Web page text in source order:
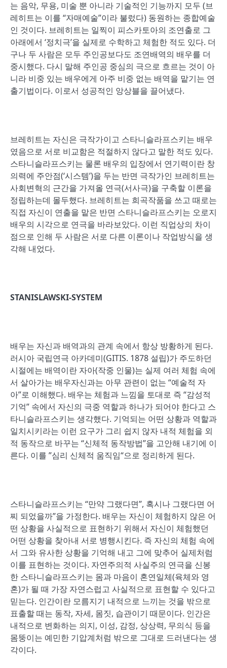
는 음악, 무용, 미술 뿐 아니라 기술적인 기능까지 모두 (브
레히트는 이를 “자매예술”이라 불렀다) 동원하는 종합예술
인 것이다. 브레히트는 일찍이 피스카토아의 조연출로 그
아래에서 ‘정치극’을 실제로 수학하고 체험한 적도 있다. 더
구나 두 사람은 모두 주인공보다도 조연배역의 배우를 더
중시했다. 다시 말해 주인공 중심의 극으로 흐르는 것이 아
니라 비중 있는 배우에게 아주 비중 없는 배역을 맡기는 연
출기법이다. 이로서 성공적인 앙상블을 끌어냈다.
브레히트는 자신은 극작가이고 스타니슬라프스키는 배우
였음으로 서로 비교함은 적절하지 않다고 말한 적도 있다.
스타니슬라프스키는 물론 배우의 입장에서 연기력이란 창
의력에 주안점(‘시스템’)을 두는 반면 극작가인 브레히트는
사회변혁의 근간을 가져올 연극(서사극)을 구축할 이론을
정립하는데 몰두했다. 브레히트는 희곡작품을 쓰고 때로는
직접 자신이 연출을 맡은 반면 스타니슬라프스키는 오로지
배우의 시각으로 연극을 바라보았다. 이런 직업상의 차이
점으로 인해 두 사람은 서로 다른 이론이나 작업방식을 생
각해 내었다.
STANISLAWSKI-SYSTEM
배우는 자신과 배역과의 관계 속에서 항상 방황하게 된다.
러시아 국립연극 아카데미(GITIS. 1878 설립)가 주도하던
시절에는 배역이란 자아(작중 인물)는 실제 여러 체험 속에
서 살아가는 배우자신과는 아무 관련이 없는 “예술적 자
아”로 이해했다. 배우는 체험과 느낌을 토대로 즉 “감성적
기억” 속에서 자신의 극중 역할과 하나가 되어야 한다고 스
타니슬라프스키는 생각했다. 기억되는 어떤 상황과 역할과
일치시키라는 이런 요구가 그리 쉽지 않자 내적 체험을 외
적 동작으로 바꾸는 “신체적 동작방법”을 고안해 내기에 이
른다. 이를 ”심리 신체적 움직임“으로 정리하게 된다.
스타니슬라프스키는 “만약 그랬다면”, 혹시나 그랬다면 어
찌 되었을까”을 가정한다. 배우는 자신이 체험하지 않은 어
떤 상황을 사실적으로 표현하기 위해서 자신이 체험했던
어떤 상황을 찾아내 서로 병행시킨다. 즉 자신의 체험 속에
서 그와 유사한 상황을 기억해 내고 그에 맞추어 실제처럼
이를 표현하는 것이다. 자연주의적 사실주의 연극을 신봉
한 스타니슬라프스키는 몸과 마음이 혼연일체(육체와 영
혼)가 될 때 가장 자연스럽고 사실적으로 표현할 수 있다고
믿는다. 인간이란 모름지기 내적으로 느끼는 것을 밖으로
표출할 때는 동작, 자세, 몸짓, 습관이기 때문이다. 인간은
내적으로 변화하는 의지, 이성, 감정, 상상력, 무의식 등을
몸뚱이는 예민한 기압계처럼 밖으로 그대로 드러낸다는 생
각이다.